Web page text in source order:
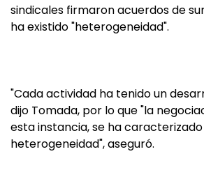
sindicales firmaron acuerdos de
ha existido "heterogeneidad".
"Cada actividad ha tenido un
dijo Tomada, por lo que "la
esta instancia, se ha
heterogeneidad", aseguró.